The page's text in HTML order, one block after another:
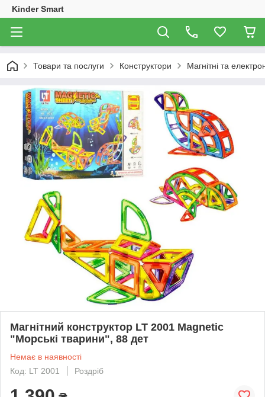
Kinder Smart
Товари та послуги Конструктори Магнітні та
Магнітний конструктор LT 2001 Magnetic
"Морські тварини", 88 дет
Немає в наявності
Код: LT 2001
Роздріб